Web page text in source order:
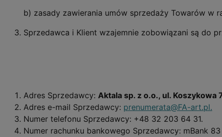
b) zasady zawierania umów sprzedaży Towarów w
Sprzedawca i Klient wzajemnie zobowiązani są do
Adres Sprzedawcy: Aktala sp. z o.o., ul.
Adres e-mail Sprzedawcy: prenumerata@FA-art.pl.
Numer telefonu Sprzedawcy: +48 32 203 64 31.
Numer rachunku bankowego Sprzedawcy: mBank